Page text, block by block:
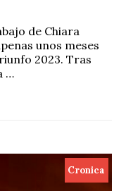
de Chiara
unos meses
2023. Tras
…
Cronica